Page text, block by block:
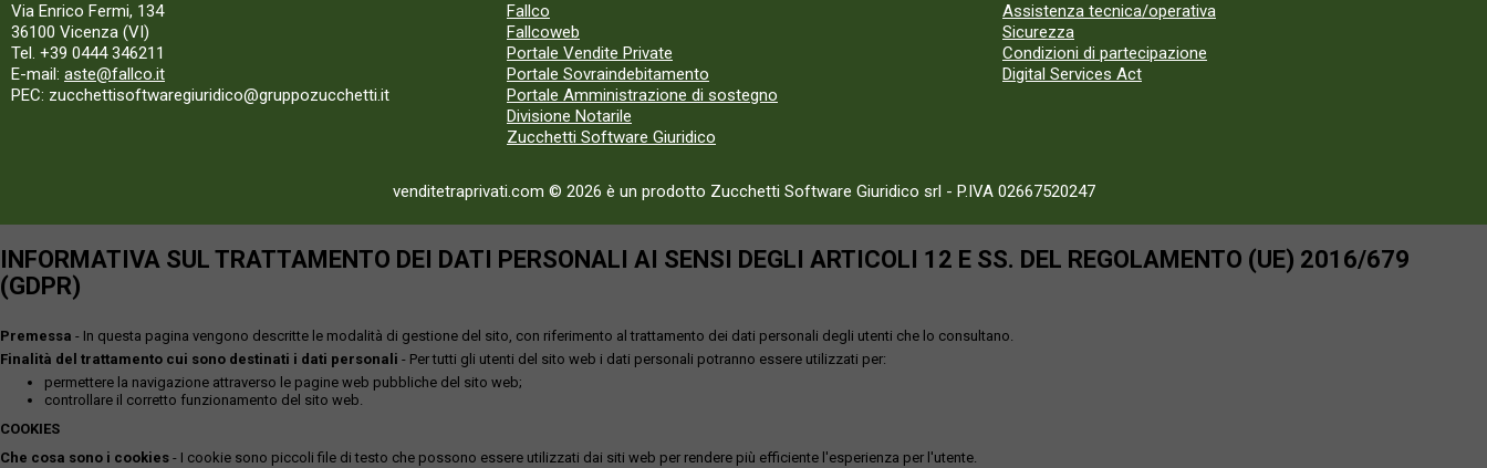
Via Enrico Fermi, 134
36100 Vicenza (VI)
Tel. +39 0444 346211
E-mail: aste@fallco.it
PEC: zucchettisoftwaregiuridico@gruppozucchetti.it
Fallco
Fallcoweb
Portale Vendite Private
Portale Sovraindebitamento
Portale Amministrazione di sostegno
Divisione Notarile
Zucchetti Software Giuridico
Assistenza tecnica/operativa
Sicurezza
Condizioni di partecipazione
Digital Services Act
venditetraprivati.com © 2026 è un prodotto Zucchetti Software Giuridico srl - P.IVA 02667520247
INFORMATIVA SUL TRATTAMENTO DEI DATI PERSONALI AI SENSI DEGLI ARTICOLI 12 E SS. DEL REGOLAMENTO (UE) 2016/679
(GDPR)
Premessa - In questa pagina vengono descritte le modalità di gestione del sito, con riferimento al trattamento dei dati personali degli utenti che lo consultano.
Finalità del trattamento cui sono destinati i dati personali - Per tutti gli utenti del sito web i dati personali potranno essere utilizzati per:
permettere la navigazione attraverso le pagine web pubbliche del sito web;
controllare il corretto funzionamento del sito web.
COOKIES
Che cosa sono i cookies - I cookie sono piccoli file di testo che possono essere utilizzati dai siti web per rendere più efficiente l'esperienza per l'utente.